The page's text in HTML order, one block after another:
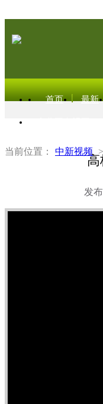
首页 最新
当前位置： 中新视频 >
高
发